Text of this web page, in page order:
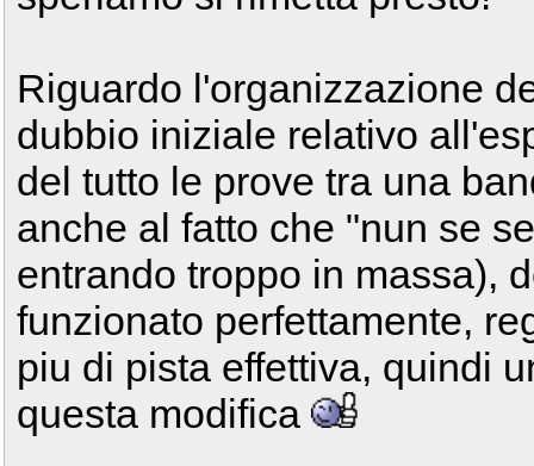
Riguardo l'organizzazione
dubbio iniziale relativo
del tutto le prove tra una
anche al fatto che "nun se
entrando troppo in massa),
funzionato perfettamente,
piu di pista effettiva, quindi
questa modifica